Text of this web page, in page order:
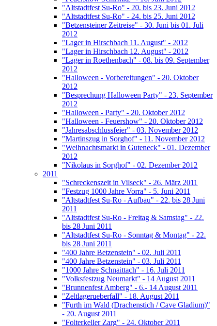
"Altstadtfest Su-Ro" - 20. bis 23. Juni 2012
"Altstadtfest Su-Ro" - 24. bis 25. Juni 2012
"Betzensteiner Zeitreise" - 30. Juni bis 01. Juli
2012
"Lager in Hirschbach 11. August" - 2012
"Lager in Hirschbach 12. August" - 2012
"Lager in Roethenbach" - 08. bis 09. September
2012
"Halloween - Vorbereitungen" - 20. Oktober
2012
"Besprechung Halloween Party" - 23. September
2012
"Halloween - Party" - 20. Oktober 2012
"Halloween - Feuershow" - 20. Oktober 2012
"Jahresabschlussfeier" - 03. November 2012
"Martinszug in Sorghof" - 11. November 2012
"Weihnachtsmarkt in Guteneck" - 01. Dezember
2012
"Nikolaus in Sorghof" - 02. Dezember 2012
2011
"Schreckenszeit in Vilseck" - 26. März 2011
"Festzug 1000 Jahre Vorra" - 5. Juni 2011
"Altstadtfest Su-Ro - Aufbau" - 22. bis 28 Juni
2011
"Altstadtfest Su-Ro - Freitag & Samstag" - 22.
bis 28 Juni 2011
"Altstadtfest Su-Ro - Sonntag & Montag" - 22.
bis 28 Juni 2011
"400 Jahre Betzenstein" - 02. Juli 2011
"400 Jahre Betzenstein" - 03. Juli 2011
"1000 Jahre Schnaittach" - 16. Juli 2011
"Volksfestzug Neumarkt" - 14 August 2011
"Brunnenfest Amberg" - 6.- 14 August 2011
"Zeltlagerueberfall" - 18. August 2011
"Furth im Wald (Drachenstich / Cave Gladium)"
- 20. August 2011
"Folterkeller Zarg" - 24. Oktober 2011